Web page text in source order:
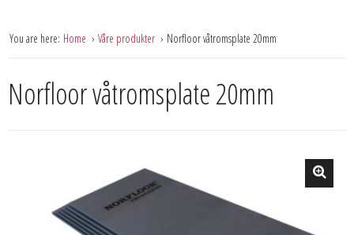
You are here: Home Våre produkter Norfloor våtromsplate 20mm
Norfloor våtromsplate 20mm